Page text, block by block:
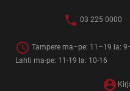
03 225 0000
Tampere ma–pe: 11–19 la:
Lahti ma-pe: 11-19 la: 10-16